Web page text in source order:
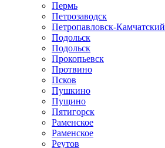
Пермь
Петрозаводск
Петропавловск-Камчатский
Подольск
Подольск
Прокопьевск
Протвино
Псков
Пушкино
Пущино
Пятигорск
Раменское
Раменское
Реутов